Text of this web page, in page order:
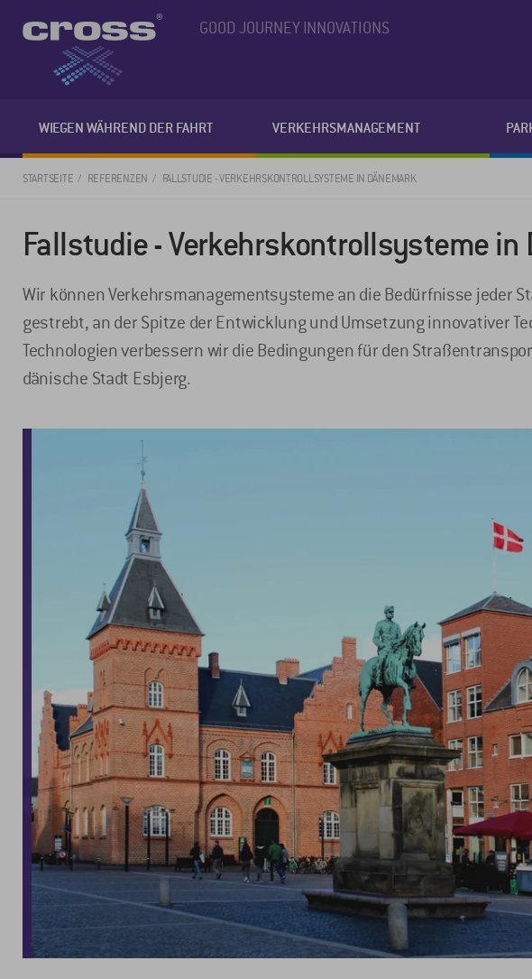
GOOD JOURNEY INNOVATIONS
WIEGEN WÄHREND DER FAHRT VERKEHRSMANAGEMENT
STARTSEITE REFERENZEN FALLSTUDIE - VERKEHRSKONTROLLSYSTEME IN DÄNEMARK
Fallstudie - Verkehrskontrollsysteme in
Wir können Verkehrsmanagementsysteme an die Bedürfnisse jeder
gestrebt, an der Spitze der Entwicklung und Umsetzung innovativer
Technologien verbessern wir die Bedingungen für den
dänische Stadt Esbjerg.